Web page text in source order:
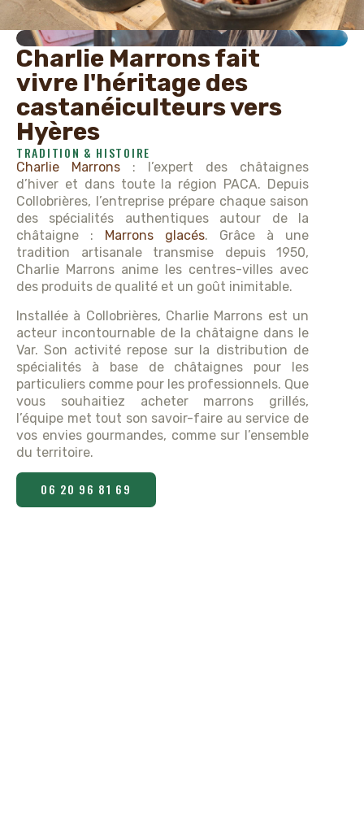
Charlie Marrons fait
vivre l'héritage des
castanéiculteurs vers
Hyères
TRADITION & HISTOIRE
Charlie Marrons : l’expert des châtaignes
d’hiver et dans toute la région PACA. Depuis
Collobrières, l’entreprise prépare chaque saison
des spécialités authentiques autour de la
châtaigne :
Marrons glacés. Grâce à une
tradition artisanale transmise depuis 1950,
Charlie Marrons anime les centres-villes avec
des produits de qualité et un goût inimitable.
Installée à Collobrières, Charlie Marrons est un
acteur incontournable de la châtaigne dans le
Var. Son activité repose sur la distribution de
spécialités à base de châtaignes pour les
particuliers comme pour les professionnels. Que
vous souhaitiez acheter marrons grillés,
l’équipe met tout son savoir-faire au service de
vos envies gourmandes, comme sur l’ensemble
du territoire.
06 20 96 81 69